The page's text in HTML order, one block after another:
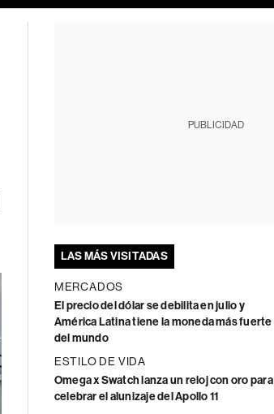
PUBLICIDAD
LAS MÁS VISITADAS
MERCADOS
El precio del dólar se debilita en julio y
América Latina tiene la moneda más fuerte
del mundo
ESTILO DE VIDA
Omega x Swatch lanza un reloj con oro para
celebrar el alunizaje del Apollo 11